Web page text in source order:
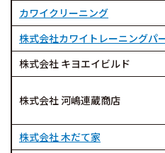
カワイクリーニング
株式会社カワイトレーニングパ
株式会社 キヨエイビルド
株式会社 河嶋連蔵商店
株式会社 木だて家